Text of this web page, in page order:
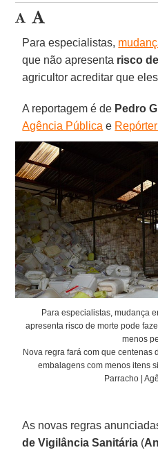
Para especialistas,
que não apresenta risco
agricultor acreditar que
A reportagem é de Pedro
Agência Pública e
Para especialistas, mudança
apresenta risco de morte pode
menos
Nova regra fará com que centenas
embalagens com menos itens
Parracho |
As novas regras
de Vigilância Sanitária (